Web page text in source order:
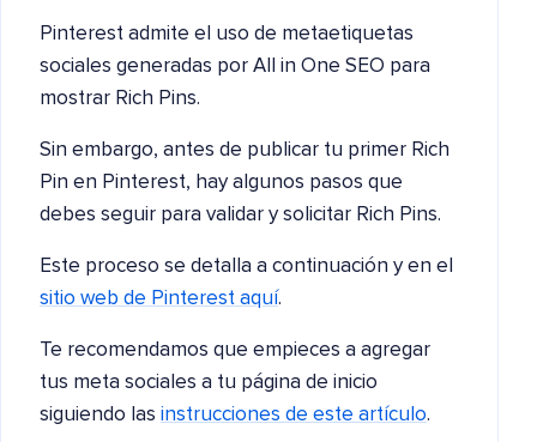
Pinterest admite el uso de metaetiquetas
sociales generadas por All in One SEO para
mostrar Rich Pins.
Sin embargo, antes de publicar tu primer Rich
Pin en Pinterest, hay algunos pasos que
debes seguir para validar y solicitar Rich Pins.
Este proceso se detalla a continuación y en el
sitio web de Pinterest aquí.
Te recomendamos que empieces a agregar
tus meta sociales a tu página de inicio
siguiendo las instrucciones de este artículo.